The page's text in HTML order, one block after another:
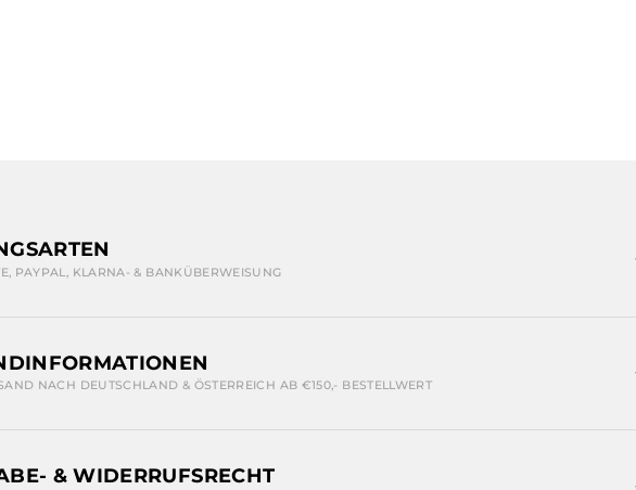
PAYPAL, KLARNA- & BANKÜBERWEISUNG
NACH DEUTSCHLAND & ÖSTERREICH AB €150,- BESTELLWERT
& WIDERRUFSRECHT